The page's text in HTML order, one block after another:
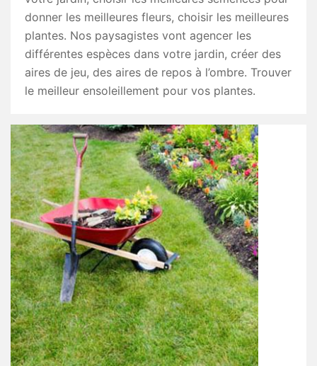
donner les meilleures fleurs, choisir les meilleures
plantes. Nos paysagistes vont agencer les
différentes espèces dans votre jardin, créer des
aires de jeu, des aires de repos à l’ombre. Trouver
le meilleur ensoleillement pour vos plantes.